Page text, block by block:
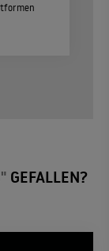
GEFALLEN?